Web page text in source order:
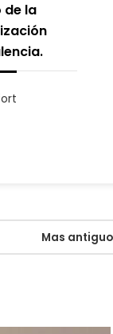
de la
Mas antiguo